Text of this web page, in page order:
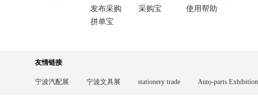
发布采购
拼单宝
采购宝
使用帮助
友情链接
宁波汽配展 宁波文具展 stationery trade Auto-parts Exhibition